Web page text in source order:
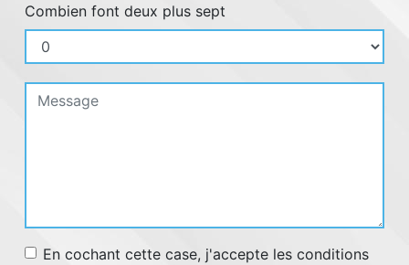
Combien font deux plus sept
En cochant cette case, j'accepte les conditions